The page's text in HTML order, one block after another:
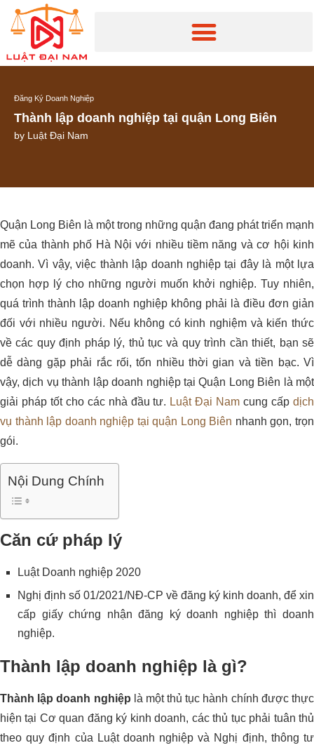
Đăng Ký Doanh Nghiệp
Thành lập doanh nghiệp tại quận Long Biên
by Luật Đại Nam
Quận Long Biên là một trong những quận đang phát triển mạnh
mẽ của thành phố Hà Nội với nhiều tiềm năng và cơ hội kinh
doanh. Vì vậy, việc thành lập doanh nghiệp tại đây là một lựa
chọn hợp lý cho những người muốn khởi nghiệp. Tuy nhiên,
quá trình thành lập doanh nghiệp không phải là điều đơn giản
đối với nhiều người. Nếu không có kinh nghiệm và kiến thức
về các quy định pháp lý, thủ tục và quy trình cần thiết, bạn sẽ
dễ dàng gặp phải rắc rối, tốn nhiều thời gian và tiền bạc. Vì
vậy, dịch vụ thành lập doanh nghiệp tại Quận Long Biên là một
giải pháp tốt cho các nhà đầu tư. Luật Đại Nam cung cấpdịch
vụ thành lập doanh nghiệp tại quận Long Biên nhanh gọn, trọn
gói.
Nội Dung Chính
Căn cứ pháp lý
Luật Doanh nghiệp 2020
Nghị định số 01/2021/NĐ-CP về đăng ký kinh doanh, để xin
cấp giấy chứng nhận đăng ký doanh nghiệp thì doanh
nghiệp.
Thành lập doanh nghiệp là gì?
Thành lập doanh nghiệp là một thủ tục hành chính được thực
hiện tại Cơ quan đăng ký kinh doanh, các thủ tục phải tuân thủ
theo quy định của Luật doanh nghiệp và Nghị định, thông tư